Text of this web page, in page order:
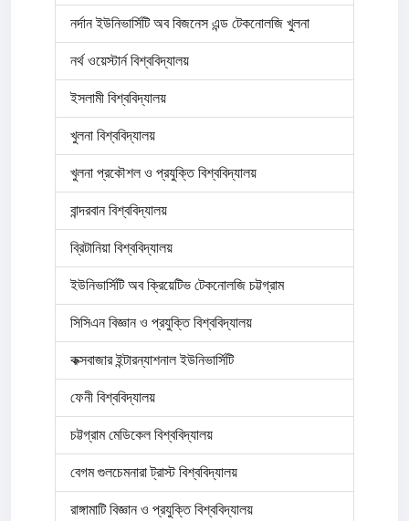
নর্দান ইউনিভার্সিটি অব বিজনেস এন্ড টেকনোলজি খুলনা
নর্থ ওয়েস্টার্ন বিশ্ববিদ্যালয়
ইসলামী বিশ্ববিদ্যালয়
খুলনা বিশ্ববিদ্যালয়
খুলনা প্রকৌশল ও প্রযুক্তি বিশ্ববিদ্যালয়
বান্দরবান বিশ্ববিদ্যালয়
ব্রিটানিয়া বিশ্ববিদ্যালয়
ইউনিভার্সিটি অব ক্রিয়েটিভ টেকনোলজি চট্টগ্রাম
সিসিএন বিজ্ঞান ও প্রযুক্তি বিশ্ববিদ্যালয়
কক্সবাজার ইন্টারন্যাশনাল ইউনিভার্সিটি
ফেনী বিশ্ববিদ্যালয়
চট্টগ্রাম মেডিকেল বিশ্ববিদ্যালয়
বেগম গুলচেমনারা ট্রাস্ট বিশ্ববিদ্যালয়
রাঙ্গামাটি বিজ্ঞান ও প্রযুক্তি বিশ্ববিদ্যালয়